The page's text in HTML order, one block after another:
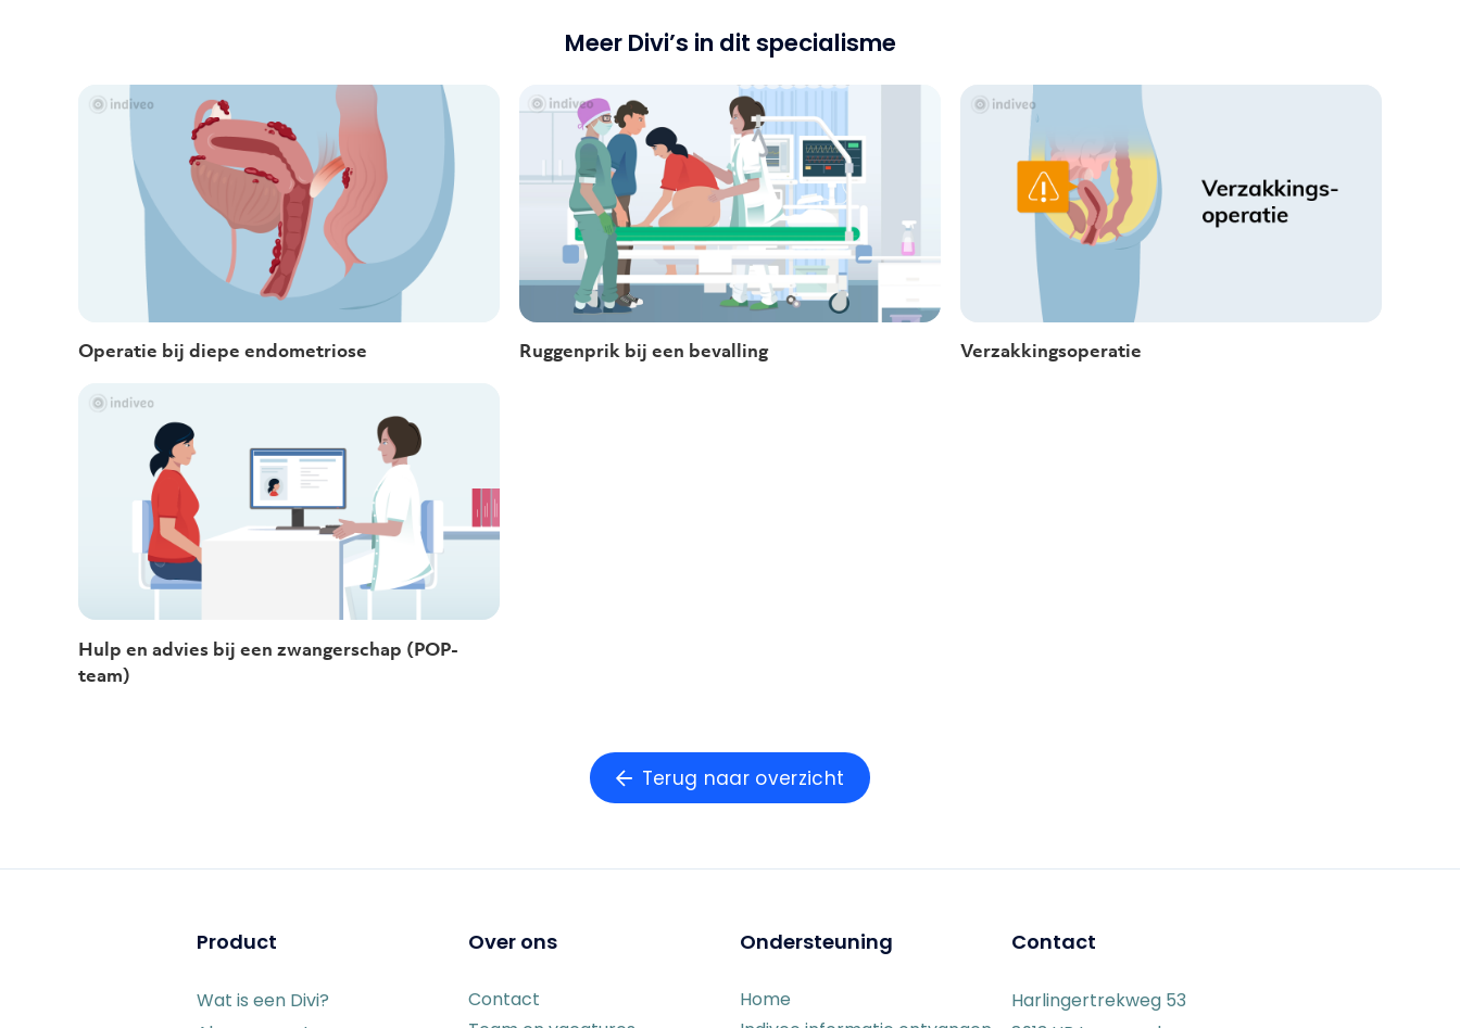
Meer Divi’s in dit specialisme
Operatie bij diepe endometriose Ruggenprik bij een bevalling Verzakkingsoperatie
Hulp en advies bij een zwangerschap (POP-
team)
Terug naar overzicht
Product
Wat is een Divi?
Over ons
Contact
Ondersteuning
Home
Contact
Harlingertrekweg 53